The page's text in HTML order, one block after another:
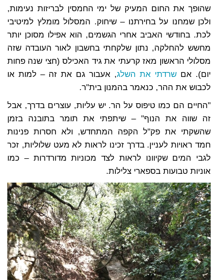
שהופך את החום המעיק של ימי החמסין לבריזות נעימות,
ולכן שמחנו על בחירתנו – שיחוק. המסלול מומלץ למיטיבי
לכת. בחודשי האביב אחרי הגשמים, הוא אפילו מסוכן יותר
מחשש להחלקה, נתון שלקחתי בחשבון לאור העובדה שזה
מסלולי הראשון מאז קרעתי את גיד האכילס (חצי שנה פחות
יום). אם שרדתי את השלג, אעבור גם את זה – למות או
לכבוש את ההר, כנאמר בהמנון בית"ר.
"החיים הם כמו טיפוס על הר. יש עליות, עוצרים בדרך, אבל
זה שווה את הנוף" – שיתפתי את תומר בתובנה בזמן
שהשקתי את פק"ל הקפה המתחדש, ולא חסרות פנינות
חמד ראויות לעניין. בדרך זכינו לראות לא מעט שלוליות, זכר
לגבי המים שקיוונו לראות לצד מכוניות מדורדרות – כמו
אוניות טבועות בספארי צלילות.